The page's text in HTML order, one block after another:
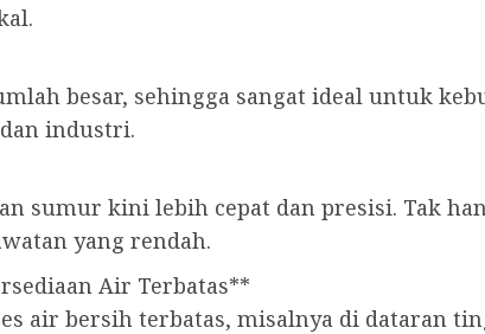
besar, sehingga sangat ideal untuk
industri.
sumur kini lebih cepat dan presisi. Tak
yang rendah.
Air Terbatas**
air bersih terbatas, misalnya di dataran